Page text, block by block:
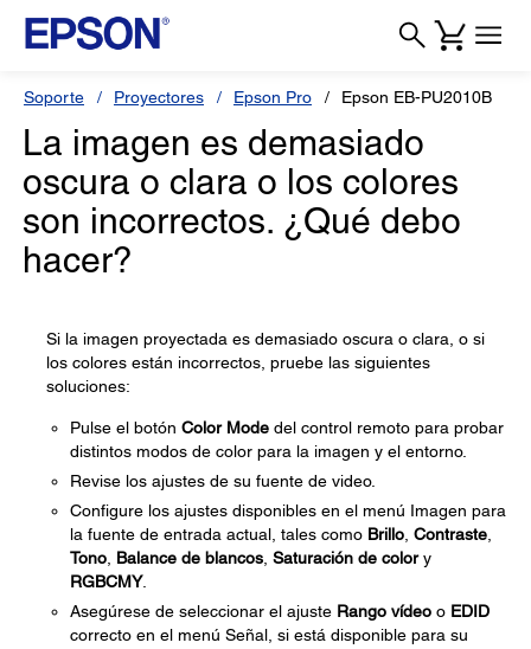
Soporte Proyectores Epson Pro Epson EB-PU2010B
La imagen es demasiado
oscura o clara o los colores
son incorrectos. ¿Qué debo
hacer?
Si la imagen proyectada es demasiado oscura o clara, o si
los colores están incorrectos, pruebe las siguientes
soluciones:
Pulse el botón Color Mode del control remoto para probar
distintos modos de color para la imagen y el entorno.
Revise los ajustes de su fuente de video.
Configure los ajustes disponibles en el menú Imagen para
la fuente de entrada actual, tales como Brillo Contraste
Tono Balance de blancos Saturación de colory
RGBCMY.
Asegúrese de seleccionar el ajuste Rango vídeo o EDID
correcto en el menú Señal, si está disponible para su